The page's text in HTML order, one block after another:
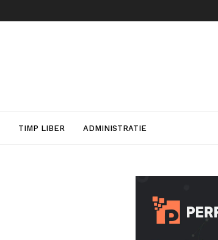
TIMP LIBER ADMINISTRATIE